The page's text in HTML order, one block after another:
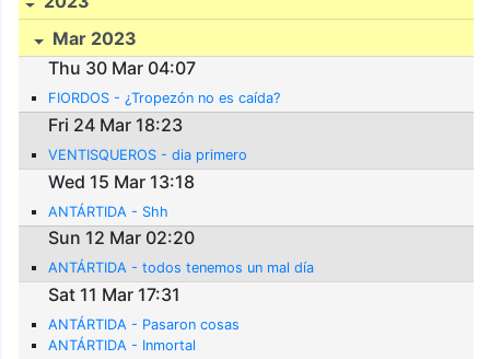
Mar 2023
Thu 30 Mar 04:07
FIORDOS - ¿Tropezón no es caída?
Fri 24 Mar 18:23
VENTISQUEROS - dia primero
Wed 15 Mar 13:18
ANTÁRTIDA - Shh
Sun 12 Mar 02:20
ANTÁRTIDA - todos tenemos un mal día
Sat 11 Mar 17:31
ANTÁRTIDA - Pasaron cosas
ANTÁRTIDA - Inmortal